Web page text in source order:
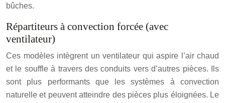
bûches.
Répartiteurs à convection forcée (avec
ventilateur)
Ces modèles intègrent un ventilateur qui aspire l’air chaud
et le souffle à travers des conduits vers d’autres pièces. Ils
sont plus performants que les systèmes à convection
naturelle et peuvent atteindre des pièces plus éloignées. Le